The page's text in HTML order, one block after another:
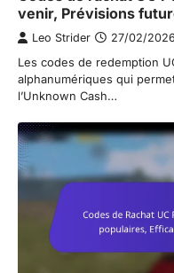
venir, Prévisions
Leo Strider 27/02/2026
Les codes de redemption
alphanumériques qui
l’Unknown Cash…